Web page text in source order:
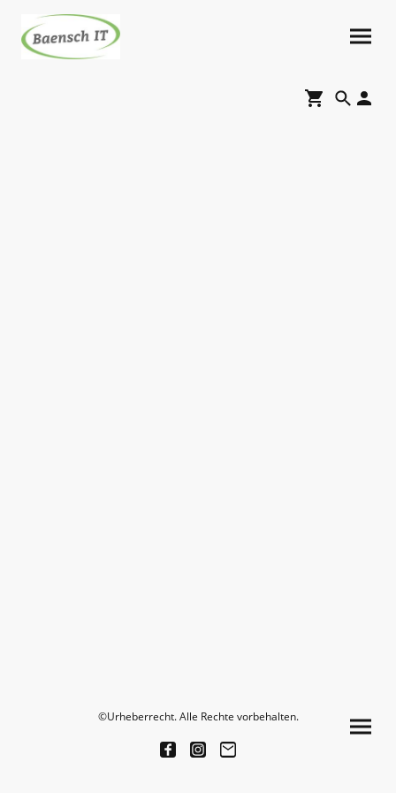
©Urheberrecht. Alle Rechte vorbehalten.